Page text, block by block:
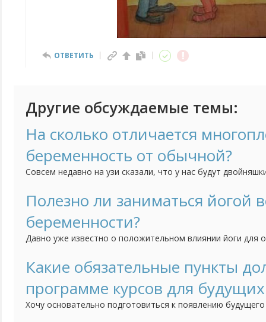
ОТВЕТИТЬ
Другие обсуждаемые темы:
На сколько отличается
беременность от обычной?
Совсем недавно на узи сказали, что у нас будут
я была чуть ли не до роддома. Интересно чего ожидать
"носить" двойняшек?
Полезно ли заниматься йогой
беременности?
Давно уже известно о положительном влиянии йоги для
Ведь и хорошая растяжка появится, и правильное
сказаться на течении беременности? Какие могут
Какие обязательные пункты
программе курсов для
Хочу основательно подготовиться к появлению